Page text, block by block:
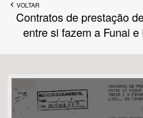
Tema
VOLTAR
Contratos de prestação
entre si fazem a Funai